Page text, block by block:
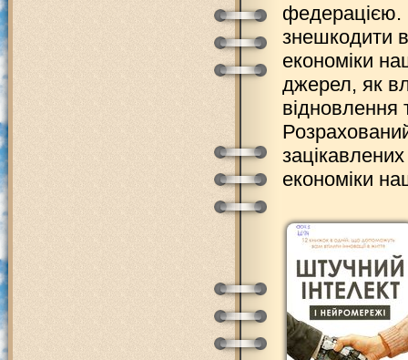
федерацією.
знешкодити
економіки
джерел, як
відновлення
економіки